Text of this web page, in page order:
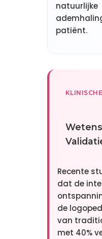
natuurlijke
patiënt.
Recente
dat de
de
van
met 40%